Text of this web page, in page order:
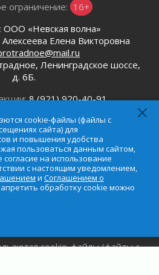
и кошелька
производительность
объединений
закроют на два
пространства
ограничение: 16+
ООО «Невская волна»
Алексеева Елена Викторовна
Ленинградское шоссе,
д. 6Б.
8 (921) 920-40-91
отдела:8 (964) 331-96-31
cookie-файлы (файлы с
cookie-файлы (файлы с
сайта) для
и повышения удобства
пользоваться данным сайтом,
на использование
с настоящим уведомлением,
и Соглашением о
обработку cookie можно